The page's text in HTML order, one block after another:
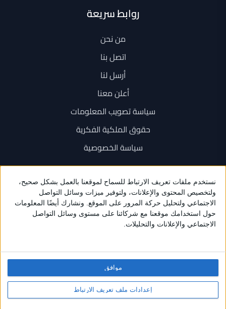
موافق
روابط سريعة
من نحن
اتصل بنا
أرسل لنا
أعلن معنا
سياسة تصويب المعلومات
حقوق الملكية الفكرية
سياسة الخصوصية
اتصل بنا
+962 6 534 1777
+962 79 202 7000
برمجة واستضافة وتصميم